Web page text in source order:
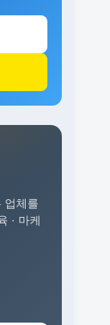
업체를
· 마케